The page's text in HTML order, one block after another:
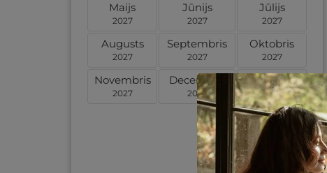
Maijs
2027
Jūnijs
2027
Jūlijs
2027
Augusts
2027
Septembris
2027
Oktobris
2027
Novembris
2027
Decembris
2027
Janvāris
2028